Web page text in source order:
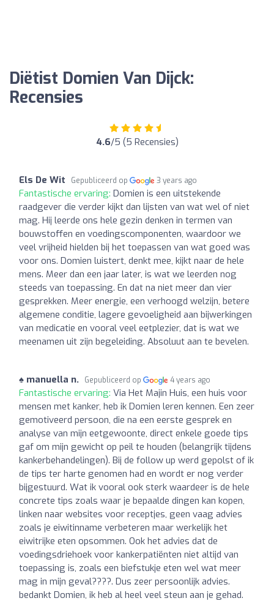
Diëtist Domien Van Dijck:
Recensies
4.6/5 (5 Recensies)
Els De Wit Gepubliceerd op 3 years ago
Fantastische ervaring: Domien is een uitstekende
raadgever die verder kijkt dan lijsten van wat wel of niet
mag. Hij leerde ons hele gezin denken in termen van
bouwstoffen en voedingscomponenten, waardoor we
veel vrijheid hielden bij het toepassen van wat goed was
voor ons. Domien luistert, denkt mee, kijkt naar de hele
mens. Meer dan een jaar later, is wat we leerden nog
steeds van toepassing. En dat na niet meer dan vier
gesprekken. Meer energie, een verhoogd welzijn, betere
algemene conditie, lagere gevoeligheid aan bijwerkingen
van medicatie en vooral veel eetplezier, dat is wat we
meenamen uit zijn begeleiding. Absoluut aan te bevelen.
♠ manuella n. Gepubliceerd op 4 years ago
Fantastische ervaring: Via Het Majin Huis, een huis voor
mensen met kanker, heb ik Domien leren kennen. Een zeer
gemotiveerd persoon, die na een eerste gesprek en
analyse van mijn eetgewoonte, direct enkele goede tips
gaf om mijn gewicht op peil te houden (belangrijk tijdens
kankerbehandelingen). Bij de follow up werd gepolst of ik
de tips ter harte genomen had en wordt er nog verder
bijgestuurd. Wat ik vooral ook sterk waardeer is de hele
concrete tips zoals waar je bepaalde dingen kan kopen,
linken naar websites voor receptjes, geen vaag advies
zoals je eiwitinname verbeteren maar werkelijk het
eiwitrijke eten opsommen. Ook het advies dat de
voedingsdriehoek voor kankerpatiënten niet altijd van
toepassing is, zoals een biefstukje eten wel wat meer
mag in mijn geval????. Dus zeer persoonlijk advies.
bedankt Domien, ik heb al heel veel steun aan je gehad.